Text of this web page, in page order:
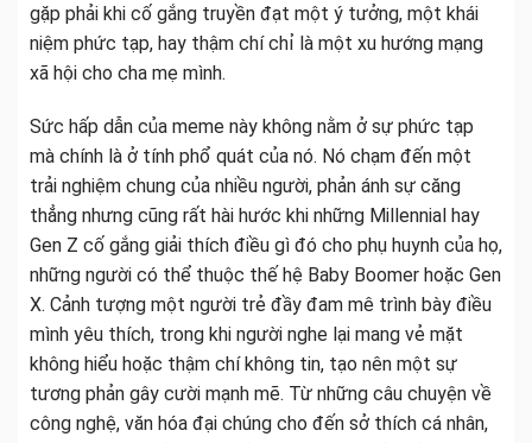
gặp phải khi cố gắng truyền đạt một ý tưởng, một khái
niệm phức tạp, hay thậm chí chỉ là một xu hướng mạng
xã hội cho cha mẹ mình.
Sức hấp dẫn của meme này không nằm ở sự phức tạp
mà chính là ở tính phổ quát của nó. Nó chạm đến một
trải nghiệm chung của nhiều người, phản ánh sự căng
thẳng nhưng cũng rất hài hước khi những Millennial hay
Gen Z cố gắng giải thích điều gì đó cho phụ huynh của họ,
những người có thể thuộc thế hệ Baby Boomer hoặc Gen
X. Cảnh tượng một người trẻ đầy đam mê trình bày điều
mình yêu thích, trong khi người nghe lại mang vẻ mặt
không hiểu hoặc thậm chí không tin, tạo nên một sự
tương phản gây cười mạnh mẽ. Từ những câu chuyện về
công nghệ, văn hóa đại chúng cho đến sở thích cá nhân,